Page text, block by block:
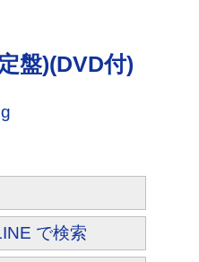
で検索
よう